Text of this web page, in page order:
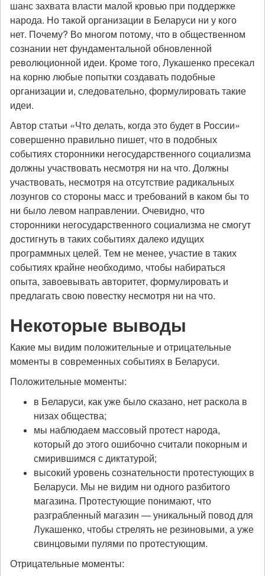
шанс захвата власти малой кровью при поддержке
народа. Но такой организации в Беларуси ни у кого
нет. Почему? Во многом потому, что в общественном
сознании нет фундаментальной обновленной
революционной идеи. Кроме того, Лукашенко пресекал
на корню любые попытки создавать подобные
организации и, следовательно, формулировать такие
идеи.
Автор статьи «Что делать, когда это будет в России»
совершенно правильно пишет, что в подобных
событиях сторонники негосударственного социализма
должны участвовать несмотря ни на что. Должны
участвовать, несмотря на отсутствие радикальных
лозунгов со стороны масс и требований в каком бы то
ни было левом направлении. Очевидно, что
сторонники негосударственного социализма не смогут
достигнуть в таких событиях далеко идущих
программных целей. Тем не менее, участие в таких
событиях крайне необходимо, чтобы набираться
опыта, завоевывать авторитет, формулировать и
предлагать свою повестку несмотря ни на что.
Некоторые выводы
Какие мы видим положительные и отрицательные
моменты в современных событиях в Беларуси.
Положительные моменты:
в Беларуси, как уже было сказано, нет раскола в
низах общества;
мы наблюдаем массовый протест народа,
который до этого ошибочно считали покорным и
смирившимся с диктатурой;
высокий уровень сознательности протестующих в
Беларуси. Мы не видим ни одного разбитого
магазина. Протестующие понимают, что
разграбленный магазин — уникальный повод для
Лукашенко, чтобы стрелять не резиновыми, а уже
свинцовыми пулями по протестующим.
Отрицательные моменты: